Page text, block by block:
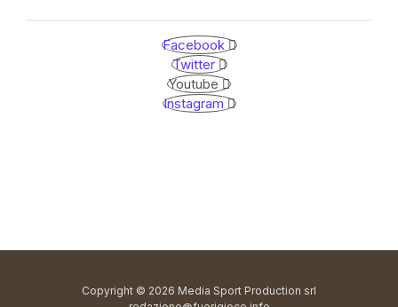
Facebook
Twitter
Youtube
Instagram
Copyright © 2026 Media Sport Production srl